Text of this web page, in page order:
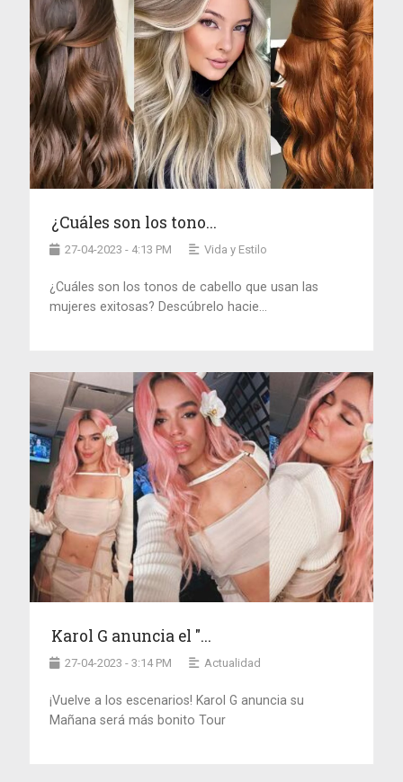
¿Cuáles son los tono...
27-04-2023 - 4:13 PM Vida y Estilo
¿Cuáles son los tonos de cabello que usan las
mujeres exitosas? Descúbrelo hacie...
Karol G anuncia el "...
27-04-2023 - 3:14 PM Actualidad
¡Vuelve a los escenarios! Karol G anuncia su
Mañana será más bonito Tour